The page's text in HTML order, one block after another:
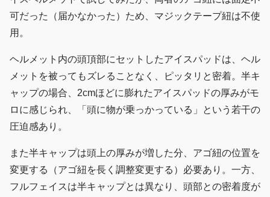
可だった（届かなかった）ため、マジックテープ紐は不使
用。
ヘルメット内の頭頂部にセットしたアイスパッドは、ヘル
メットを被ってもズレることなく、ピッタリと密着。半キ
ャップの場合、2cmほどに膨れたアイスパッドの厚みがモ
ロに感じられ、「頭に物が乗っかっている」という若干の
圧迫感あり。
また半キャップは頭上の厚みが増した分、アゴ紐の位置を
変更する（アゴ紐を長く調整変更する）必要あり。一方、
フルフェイスは半キャップとは異なり、頭部との密着度が